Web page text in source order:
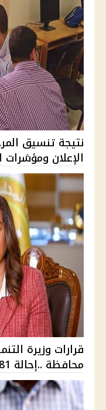
الإعلان
محافظة ..إحالة 81 حالة للنيابات...